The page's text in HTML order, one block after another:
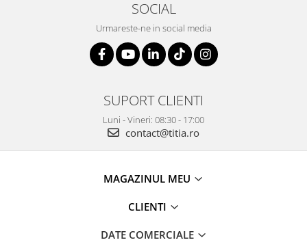
SOCIAL
Urmareste-ne in social media
SUPORT CLIENTI
Luni - Vineri: 08:30 - 17:00
contact@titia.ro
MAGAZINUL MEU
CLIENTI
DATE COMERCIALE